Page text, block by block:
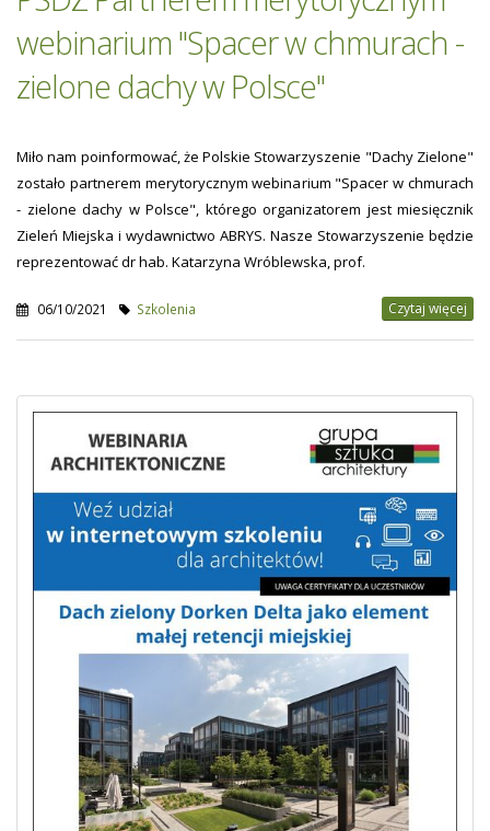
webinarium "Spacer w chmurach -
zielone dachy w Polsce"
Miło nam poinformować, że Polskie Stowarzyszenie "Dachy Zielone"
zostało partnerem merytorycznym webinarium "Spacer w chmurach
- zielone dachy w Polsce", którego organizatorem jest miesięcznik
Zieleń Miejska i wydawnictwo ABRYS. Nasze Stowarzyszenie będzie
reprezentować dr hab. Katarzyna Wróblewska, prof.
06/10/2021 Szkolenia Czytaj więcej